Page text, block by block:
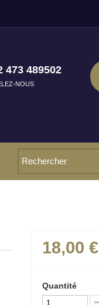
473 489502
NOUS
18,00 €
Quantité